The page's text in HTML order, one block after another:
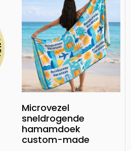
Microvezel
sneldrogende
hamamdoek
custom-made